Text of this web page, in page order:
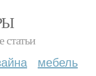
статьи
мебель